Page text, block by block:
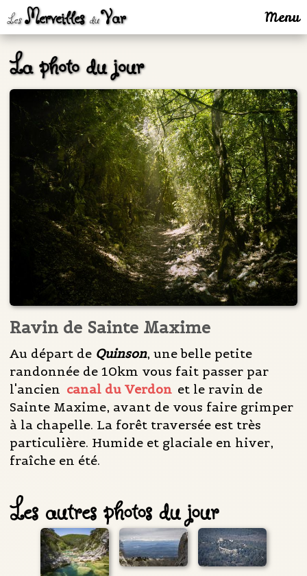
LesMerveillesduVar Menu
La photo du jour
Ravin de Sainte Maxime
Au départ de Quinson, une belle petite
randonnée de 10km vous fait passer par
l'ancien canal du Verdon et le ravin de
Sainte Maxime, avant de vous faire grimper
à la chapelle. La forêt traversée est très
particulière. Humide et glaciale en hiver,
fraîche en été.
Les autres photos du jour